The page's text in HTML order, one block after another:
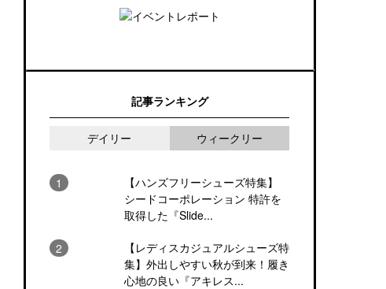
記事ランキング
デイリー ウィークリー
【ハンズフリーシューズ特集】
シードコーポレーション 特許を
取得した『Slide...
【レディスカジュアルシューズ特
集】外出しやすい秋が到来！履き
心地の良い『アキレス...